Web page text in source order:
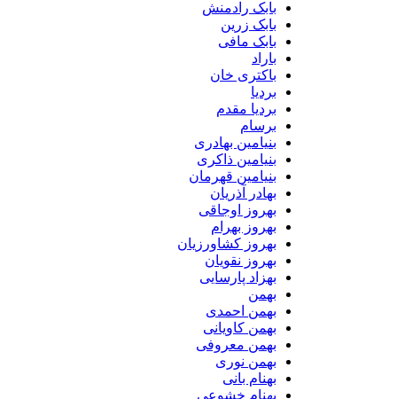
بابک رادمنش
بابک زرین
بابک مافی
باراد
باکتری خان
بردیا
بردیا مقدم
برسام
بنیامین بهادری
بنیامین ذاکری
بنیامین قهرمان
بهادر آذریان
بهروز اوجاقی
بهروز بهرام
بهروز کشاورزیان
بهروز نقویان
بهزاد پارسایی
بهمن
بهمن احمدی
بهمن کاویانی
بهمن معروفی
بهمن نوری
بهنام بانی
بهنام خشوعی